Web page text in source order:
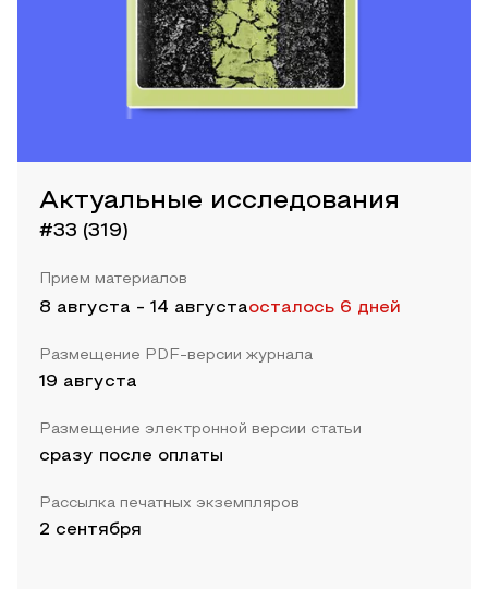
Актуальные исследования
#33 (319)
Прием материалов
8 августа - 14 августаосталось 6 дней
Размещение PDF-версии журнала
19 августа
Размещение электронной версии статьи
сразу после оплаты
Рассылка печатных экземпляров
2 сентября